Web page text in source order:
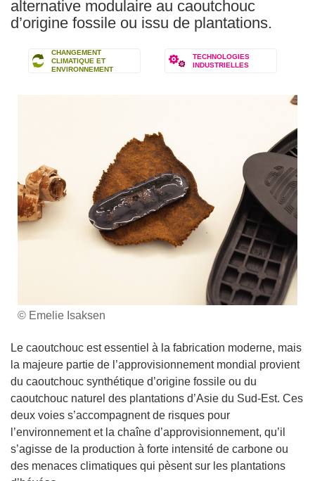
alternative modulaire au caoutchouc
d’origine fossile ou issu de plantations.
CHANGEMENT
CLIMATIQUE ET
ENVIRONNEMENT
TECHNOLOGIES
INDUSTRIELLES
© Emelie Isaksen
Le caoutchouc est essentiel à la fabrication moderne, mais
la majeure partie de l’approvisionnement mondial provient
du caoutchouc synthétique d’origine fossile ou du
caoutchouc naturel des plantations d’Asie du Sud-Est. Ces
deux voies s’accompagnent de risques pour
l’environnement et la chaîne d’approvisionnement, qu’il
s’agisse de la production à forte intensité de carbone ou
des menaces climatiques qui pèsent sur les plantations